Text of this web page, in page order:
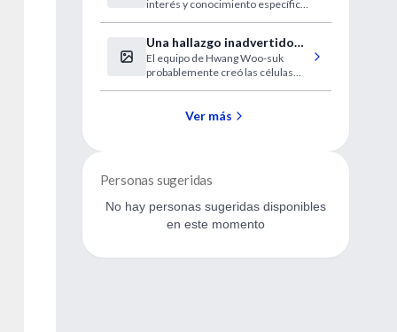
18 puntos clave
interés y conocimiento específico
Una hallazgo inadvertido
en investigación
fraudulenta
El equipo de Hwang Woo-suk
probablemente creó las células
Ver más
Personas sugeridas
No hay personas sugeridas disponibles
en este momento